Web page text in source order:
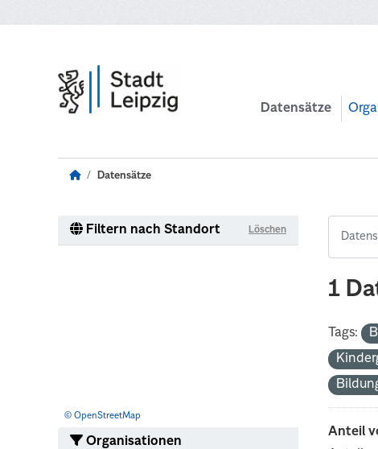
Datensätze
Datensätze
Filtern nach Standort Löschen
© OpenStreetMap
Organisationen
1
Tags:
Anteil